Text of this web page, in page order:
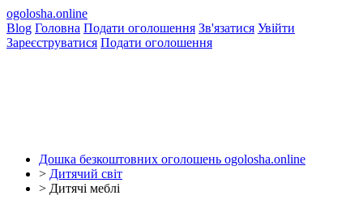
ogolosha.online
Blog Головна Подати оголошення Зв'язатися Увійти
Зареєструватися Подати оголошення
Дошка безкоштовних оголошень ogolosha.online
> Дитячий світ
> Дитячі меблі